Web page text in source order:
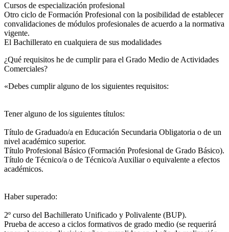
Cursos de especialización profesional
Otro ciclo de Formación Profesional con la posibilidad de establecer
convalidaciones de módulos profesionales de acuerdo a la normativa
vigente.
El Bachillerato en cualquiera de sus modalidades
¿Qué requisitos he de cumplir para el Grado Medio de Actividades
Comerciales?
«Debes cumplir alguno de los siguientes requisitos:
Tener alguno de los siguientes títulos:
Título de Graduado/a en Educación Secundaria Obligatoria o de un
nivel académico superior.
Título Profesional Básico (Formación Profesional de Grado Básico).
Título de Técnico/a o de Técnico/a Auxiliar o equivalente a efectos
académicos.
Haber superado:
2º curso del Bachillerato Unificado y Polivalente (BUP).
Prueba de acceso a ciclos formativos de grado medio (se requerirá